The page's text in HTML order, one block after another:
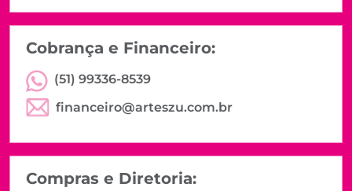
Cobrança e Financeiro:
(51) 99336-8539
financeiro@arteszu.com.br
Compras e Diretoria: